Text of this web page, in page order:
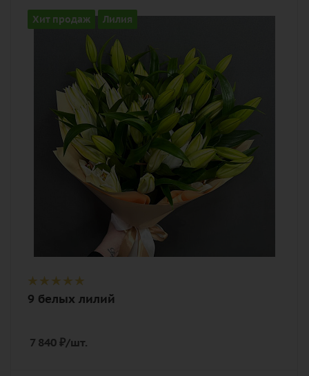
Хит продаж Лилия
Количество
9
Описание
лилия, лента, дизайнерская упаковка
9 белых лилий
7 840 ₽/шт.